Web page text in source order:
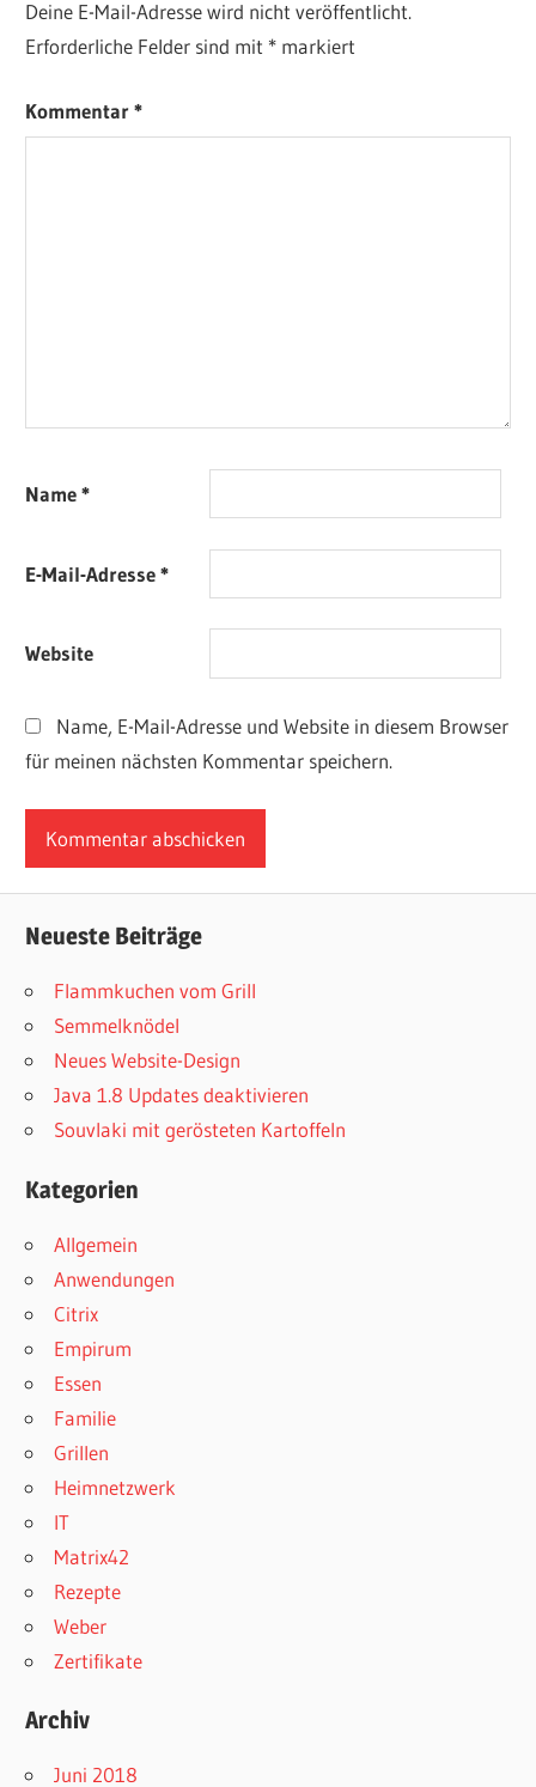
Deine E-Mail-Adresse wird nicht veröffentlicht.
Erforderliche Felder sind mit * markiert
Kommentar*
Name*
E-Mail-Adresse*
Website
Name, E-Mail-Adresse und Website in diesem Browser
für meinen nächsten Kommentar speichern.
Neueste Beiträge
Flammkuchen vom Grill
Semmelknödel
Neues Website-Design
Java 1.8 Updates deaktivieren
Souvlaki mit gerösteten Kartoffeln
Kategorien
Allgemein
Anwendungen
Citrix
Empirum
Essen
Familie
Grillen
Heimnetzwerk
IT
Matrix42
Rezepte
Weber
Zertifikate
Archiv
Juni 2018